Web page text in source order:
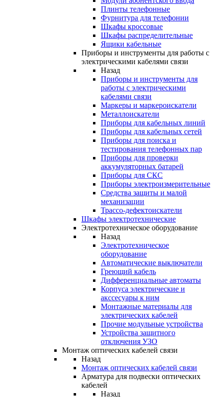
Плинты телефонные
Фурнитура для телефонии
Шкафы кроссовые
Шкафы распределительные
Ящики кабельные
Приборы и инструменты для работы с
электрическими кабелями связи
Назад
Приборы и инструменты для
работы с электрическими
кабелями связи
Маркеры и маркероискатели
Металлоискатели
Приборы для кабельных линий
Приборы для кабельных сетей
Приборы для поиска и
тестирования телефонных пар
Приборы для проверки
аккумуляторных батарей
Приборы для СКС
Приборы электроизмерительные
Средства защиты и малой
механизации
Трассо-дефектоискатели
Шкафы электротехнические
Электротехническое оборудование
Назад
Электротехническое
оборудование
Автоматические выключатели
Греющий кабель
Дифференциальные автоматы
Корпуса электрические и
акссесуары к ним
Монтажные материалы для
электрических кабелей
Прочие модульные устройства
Устройства защитного
отключения УЗО
Монтаж оптических кабелей связи
Назад
Монтаж оптических кабелей связи
Арматура для подвески оптических
кабелей
Назад